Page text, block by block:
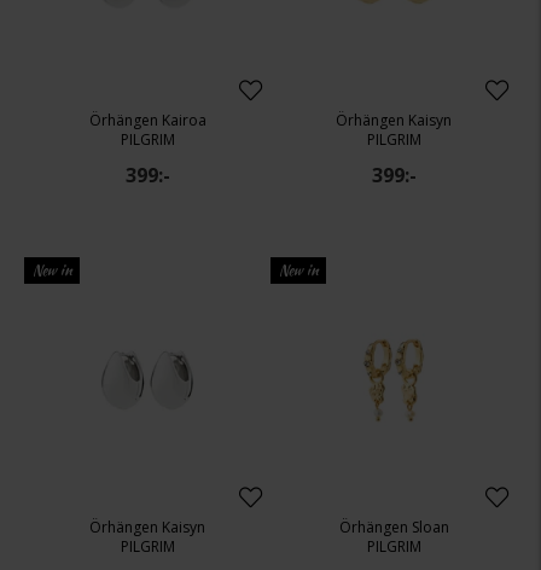
Örhängen Kairoa
PILGRIM
399:-
Örhängen Kaisyn
PILGRIM
399:-
New in
Örhängen Kaisyn
PILGRIM
New in
Örhängen Sloan
PILGRIM